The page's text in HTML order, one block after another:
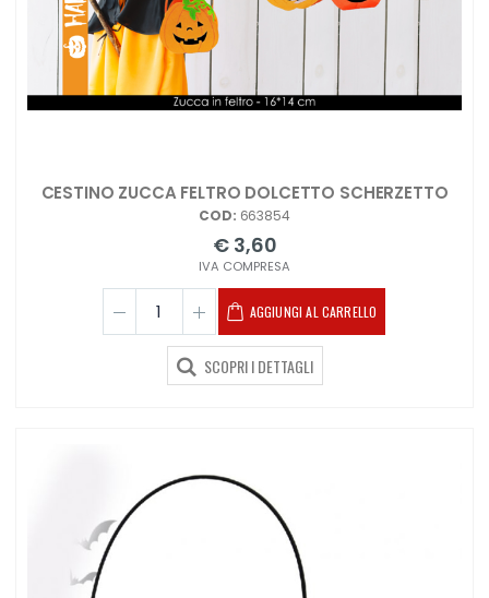
CESTINO ZUCCA FELTRO DOLCETTO SCHERZETTO
COD: 663854
€ 3,60
IVA COMPRESA
AGGIUNGI AL CARRELLO
SCOPRI I DETTAGLI